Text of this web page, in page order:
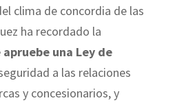
clima de concordia de las
ha recordado la
una Ley de
a las relaciones
y concesionarios, y